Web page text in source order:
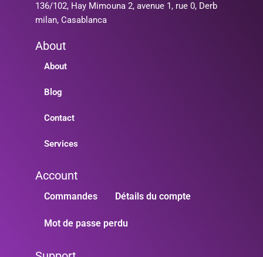
136/102, Hay Mimouna 2, avenue 1, rue 0, Derb
milan, Casablanca
About
About
Blog
Contact
Services
Account
Commandes Détails du compte
Mot de passe perdu